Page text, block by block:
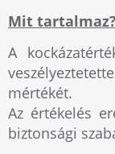
Mit tartalmaz?
A
mértékét.
Az értékelés
biztonsági